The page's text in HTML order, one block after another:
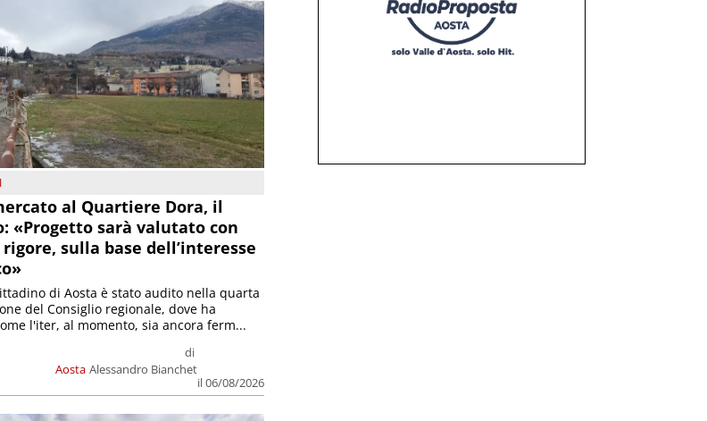
al Quartiere Dora, il
«Progetto sarà valutato con
sulla base dell’interesse
Aosta
di
Alessandro Bianchet
il 06/08/2026
di Aosta è stato audito nella quarta
del Consiglio regionale, dove ha
l'iter, al momento, sia ancora ferm...